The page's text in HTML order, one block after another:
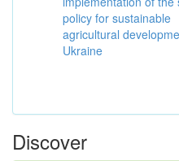
policy for sustainable
agricultural
Ukraine
Discover